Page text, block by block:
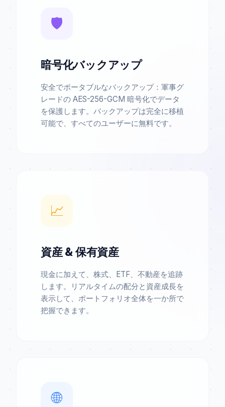
🛡️
暗号化バックアップ
安全でポータブルなバックアップ：軍事グ
レードの AES-256-GCM 暗号化でデータ
を保護します。バックアップは完全に移植
可能で、すべてのユーザーに無料です。
📈
資産 & 保有資産
現金に加えて、株式、ETF、不動産を追跡
します。リアルタイムの配分と資産成長を
表示して、ポートフォリオ全体を一か所で
把握できます。
🌐